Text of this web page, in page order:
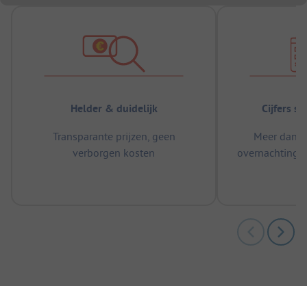
Helder & duidelijk
Transparante prijzen, geen
verborgen kosten
Cijfers
Meer dan